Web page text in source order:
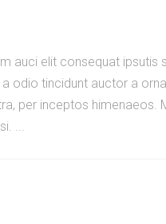
auci elit consequat ipsutis
odio tincidunt auctor a
per inceptos himenaeos.